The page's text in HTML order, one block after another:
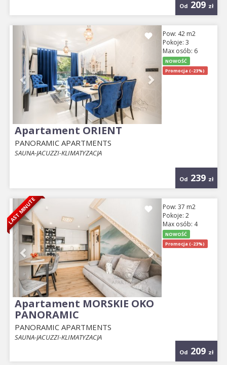
Od 209 zł
Od 239 zł
Previous NextPow: 42 m2
Pokoje: 3
Max osób: 6
NOWOŚĆ
Promocja (-23%)
Apartament ORIENT
PANORAMIC APARTMENTS
SAUNA-JACUZZI-KLIMATYZACJA
Od 209 zł
Previous Next
LAST MINUTE
Pow: 37 m2
Pokoje: 2
Max osób: 4
NOWOŚĆ
Promocja (-23%)
Apartament MORSKIE OKO
PANORAMIC
PANORAMIC APARTMENTS
SAUNA-JACUZZI-KLIMATYZACJA